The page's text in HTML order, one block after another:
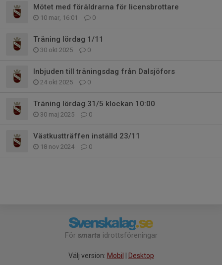
Mötet med föräldrarna för licensbrottare
10 mar, 16:01 0
Träning lördag 1/11
30 okt 2025 0
Inbjuden till träningsdag från Dalsjöfors
24 okt 2025 0
Träning lördag 31/5 klockan 10:00
30 maj 2025 0
Västkustträffen inställd 23/11
18 nov 2024 0
För smarta idrottsföreningar
Välj version: Mobil | Desktop